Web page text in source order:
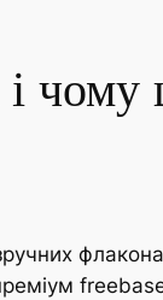
чому